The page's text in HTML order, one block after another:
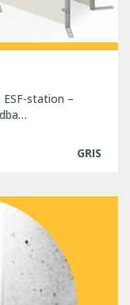
station –
GRIS